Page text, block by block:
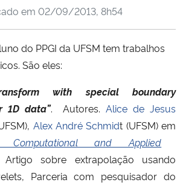
Inovações e Comunicações
em 02/09/2013, 8h54
do PPGI da UFSM tem trabalhos
São eles:
with special boundary
1D data”. Autores.Alice de Jesus
Alex André Schmidt (UFSM) em
and Applied
sobre extrapolação usando
Parceria com pesquisador do